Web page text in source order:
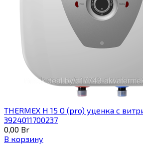
THERMEX H 15 O (pro) уценка с
3924011700237
0,00 Br
В корзину